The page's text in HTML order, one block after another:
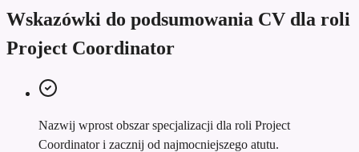
Wskazówki do podsumowania CV dla roli
Project Coordinator
Nazwij wprost obszar specjalizacji dla roli Project
Coordinator i zacznij od najmocniejszego atutu.